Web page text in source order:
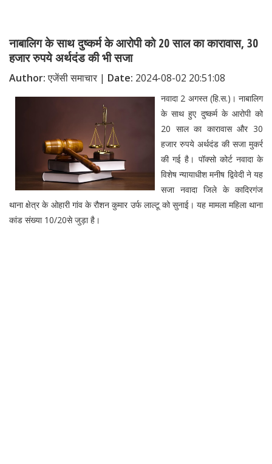
नाबालिग के साथ दुष्कर्म के आरोपी को 20 साल का कारावास, 30
हजार रुपये अर्थदंड की भी सजा
Author:एजेंसी समाचार | Date: 2024-08-02 20:51:08
नवादा 2 अगस्त (हि.स.)। नाबालिग
के साथ हुए दुष्कर्म के आरोपी को
20 साल का कारावास और 30
हजार रुपये अर्थदंड की सजा मुकर्र
की गई है। पॉक्सो कोर्ट नवादा के
विशेष न्यायाधीश मनीष द्विवेदी ने यह
सजा नवादा जिले के कादिरगंज
थाना क्षेत्र के ओहारी गांव के रौशन कुमार उर्फ लाल्टू को सुनाई। यह मामला महिला थाना
कांड संख्या 10/20से जुड़ा है।